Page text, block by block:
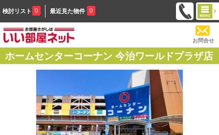
検討リスト 0 最近見た物件 0
お問合せ
ホームセンターコーナン 今治ワールドプラザ店